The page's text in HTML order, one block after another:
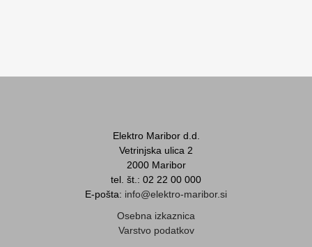
Elektro Maribor d.d.
Vetrinjska ulica 2
2000 Maribor
tel. št.: 02 22 00 000
E-pošta: info@elektro-maribor.si
Osebna izkaznica
Varstvo podatkov